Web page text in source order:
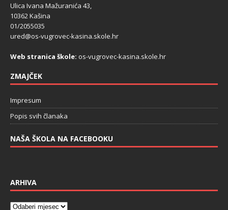
Ulica Ivana Mažuranića 43,
10362 Kašina
01/2055035
ured@os-vugrovec-kasina.skole.hr
Web stranica škole: os-vugrovec-kasina.skole.hr
ZMAJČEK
Impresum
Popis svih članaka
NAŠA ŠKOLA NA FACEBOOKU
ARHIVA